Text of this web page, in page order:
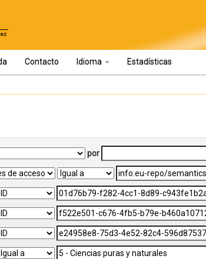
Contacto Idioma Estadísticas
por